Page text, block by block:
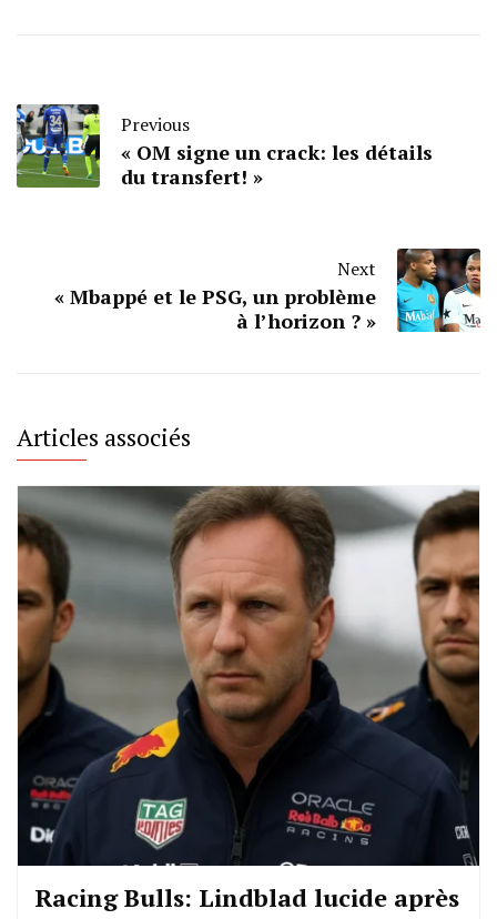
Previous
« OM signe un crack: les détails
du transfert! »
Next
« Mbappé et le PSG, un problème
à l’horizon ? »
Articles associés
Racing Bulls: Lindblad lucide après